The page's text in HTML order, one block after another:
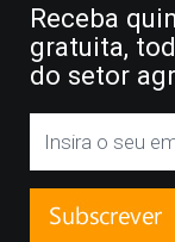
Receba
gratuita,
do setor